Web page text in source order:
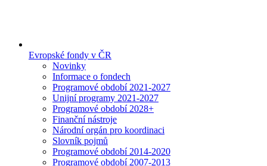
Evropské fondy v ČR
Novinky
Informace o fondech
Programové období 2021-2027
Unijní programy 2021-2027
Programové období 2028+
Finanční nástroje
Národní orgán pro koordinaci
Slovník pojmů
Programové období 2014-2020
Programové období 2007-2013